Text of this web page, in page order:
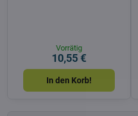
Vorrätig
10,55 €
In den Korb!